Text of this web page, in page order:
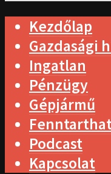
Kezdőlap
Gazdasági
Ingatlan
Pénzügy
Gépjármű
Podcast
Kapcsolat